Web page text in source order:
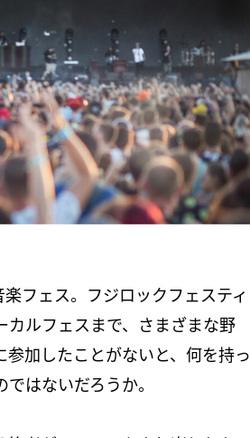
フェス。フジロックフェスティ
ルフェスまで、さまざまな野
加したことがないと、何を持っ
はないだろうか。